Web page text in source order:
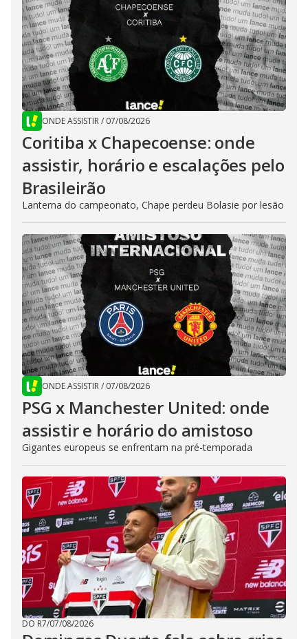
ONDE ASSISTIR/ 07/08/2026
Coritiba x Chapecoense: onde
assistir, horário e escalações pelo
Brasileirão
Lanterna do campeonato, Chape perdeu Bolasie por lesão
ONDE ASSISTIR/ 07/08/2026
PSG x Manchester United: onde
assistir e horário do amistoso
Gigantes europeus se enfrentam na pré-temporada
DO R7/07/08/2026